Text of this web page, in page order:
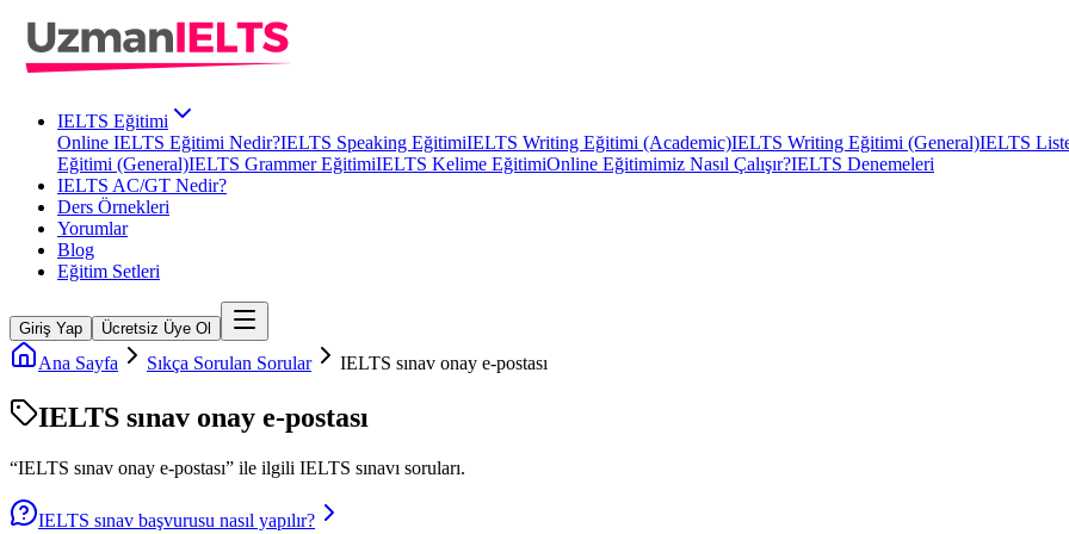
IELTS Eğitimi
Online IELTS Eğitimi Nedir?IELTS Speaking EğitimiIELTS Writing Eğitimi (Academic)IELTS Writing Eğitimi (General)IELTS
Eğitimi (General)IELTS Grammer EğitimiIELTS Kelime EğitimiOnline Eğitimimiz Nasıl Çalışır?IELTS Denemeleri
IELTS AC/GT Nedir?
Ders Örnekleri
Yorumlar
Blog
Eğitim Setleri
Giriş Yap Ücretsiz Üye Ol
Ana Sayfa Sıkça Sorulan Sorular IELTS sınav onay e-postası
IELTS sınav onay e-postası
“IELTS sınav onay e-postası” ile ilgili IELTS sınavı soruları.
IELTS sınav başvurusu nasıl yapılır?